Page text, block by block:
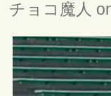
チョコ魔人